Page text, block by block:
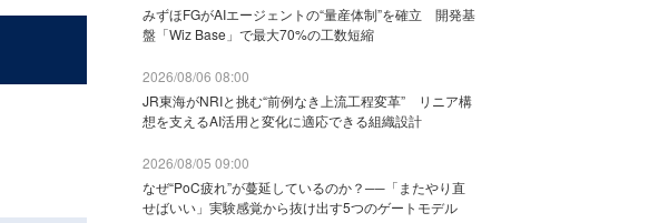
みずほFGがAIエージェントの“量産体制”を確立 開発基
盤「Wiz Base」で最大70%の工数短縮
2026/08/06 08:00
JR東海がNRIと挑む“前例なき上流工程変革” リニア構
想を支えるAI活用と変化に適応できる組織設計
2026/08/05 09:00
なぜ“PoC疲れ”が蔓延しているのか？──「またやり直
せばいい」実験感覚から抜け出す5つのゲートモデル